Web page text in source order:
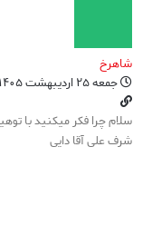
شاهرخ
جمعه ۲۵ اردیبهشت ۱۴۰۵ ۱۲:۵۱
سلام چرا فکر میکنید با
شرف علی آقا دایی